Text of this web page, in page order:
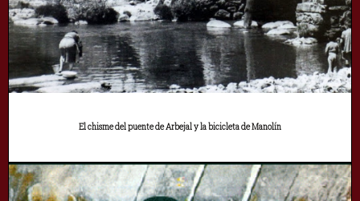
El chisme del puente de Arbejal y la bicicleta de Manolín